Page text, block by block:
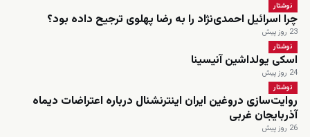
نوشتار
چرا اسرائیل احمدی‌نژاد را به رضا پهلوی ترجیح داده بود؟
23 روز پیش
نوشتار
اسکی یولداشین آنیسینا
24 روز پیش
نوشتار
روایت‌سازی دروغین ایران اینترنشنال درباره اعتراضات دیماه
آذربایجان غربی
26 روز پیش